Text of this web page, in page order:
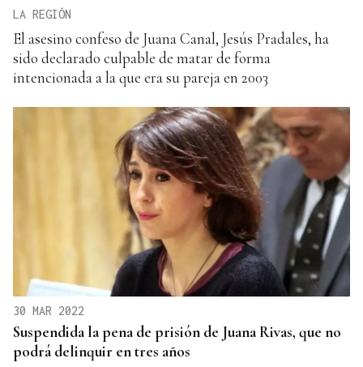
LA REGIÓN
El asesino confeso de Juana Canal, Jesús Pradales, ha
sido declarado culpable de matar de forma
intencionada a la que era su pareja en 2003
30 MAR 2022
Suspendida la pena de prisión de Juana Rivas, que no
podrá delinquir en tres años